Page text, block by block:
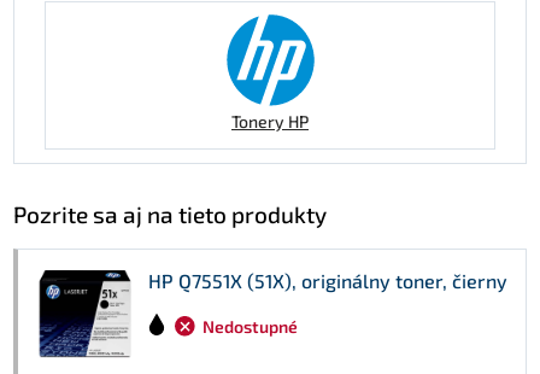
Tonery HP
Pozrite sa aj na tieto produkty
HP Q7551X (51X), originálny toner, čierny
Nedostupné